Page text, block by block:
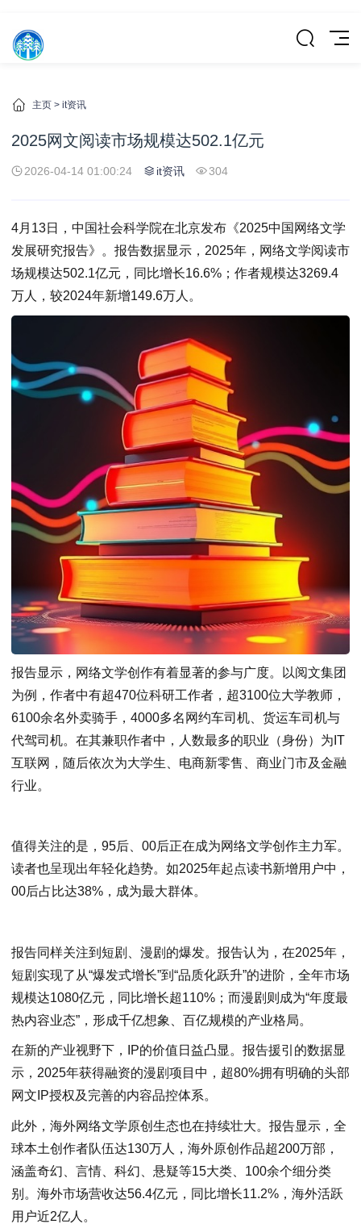
主页 > it资讯
2025网文阅读市场规模达502.1亿元
2026-04-14 01:00:24 it资讯 304
4月13日，中国社会科学院在北京发布《2025中国网络文学
发展研究报告》。报告数据显示，2025年，网络文学阅读市
场规模达502.1亿元，同比增长16.6%；作者规模达3269.4
万人，较2024年新增149.6万人。
报告显示，网络文学创作有着显著的参与广度。以阅文集团
为例，作者中有超470位科研工作者，超3100位大学教师，
6100余名外卖骑手，4000多名网约车司机、货运车司机与
代驾司机。在其兼职作者中，人数最多的职业（身份）为IT
互联网，随后依次为大学生、电商新零售、商业门市及金融
行业。
值得关注的是，95后、00后正在成为网络文学创作主力军。
读者也呈现出年轻化趋势。如2025年起点读书新增用户中，
00后占比达38%，成为最大群体。
报告同样关注到短剧、漫剧的爆发。报告认为，在2025年，
短剧实现了从“爆发式增长”到“品质化跃升”的进阶，全年市场
规模达1080亿元，同比增长超110%；而漫剧则成为“年度最
热内容业态”，形成千亿想象、百亿规模的产业格局。
在新的产业视野下，IP的价值日益凸显。报告援引的数据显
示，2025年获得融资的漫剧项目中，超80%拥有明确的头部
网文IP授权及完善的内容品控体系。
此外，海外网络文学原创生态也在持续壮大。报告显示，全
球本土创作者队伍达130万人，海外原创作品超200万部，
涵盖奇幻、言情、科幻、悬疑等15大类、100余个细分类
别。海外市场营收达56.4亿元，同比增长11.2%，海外活跃
用户近2亿人。